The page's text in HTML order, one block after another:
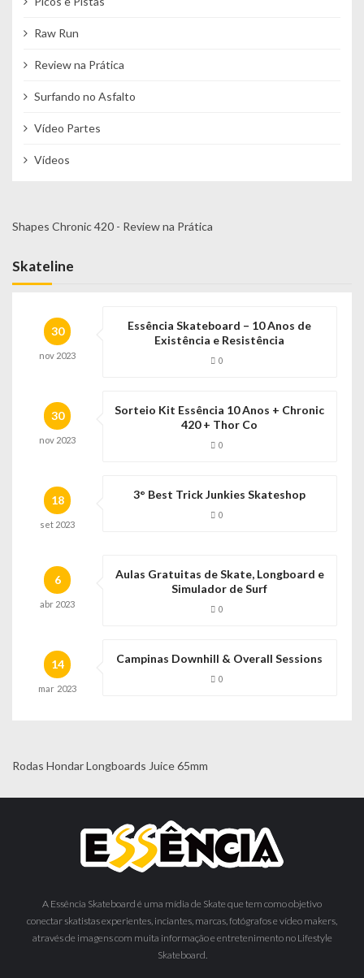
Raw Run
Review na Prática
Surfando no Asfalto
Vídeo Partes
Vídeos
Shapes Chronic 420 - Review na Prática
Skateline
30
nov 2023
Essência Skateboard – 10 Anos de
Existência e Resistência
0
30
nov 2023
Sorteio Kit Essência 10 Anos + Chronic
420 + Thor Co
0
18
set 2023
3° Best Trick Junkies Skateshop
0
6
abr 2023
Aulas Gratuitas de Skate, Longboard e
Simulador de Surf
0
14
mar 2023
Campinas Downhill & Overall Sessions
0
Rodas Hondar Longboards Juice 65mm
A Essência Skateboard é uma mídia de Skate que tem como objetivo
conectar skatistas experientes, inciantes, marcas, fotógrafos e vídeo makers,
através de imagens com muita informação e entretenimento no Lifestyle
Skateboard.